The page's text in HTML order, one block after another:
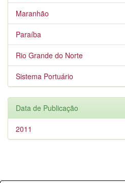
Maranhão
Paraíba
Rio Grande do Norte
Sistema Portuário
Data de Publicação
2011